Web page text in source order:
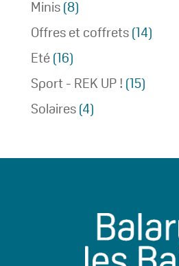
Minis (8)
Offres et coffrets (14)
Eté (16)
Sport - REK UP ! (15)
Solaires (4)